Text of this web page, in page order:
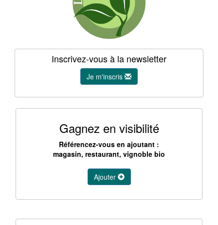
Inscrivez-vous à la newsletter
Je m'inscris
Gagnez en visibilité
Référencez-vous en ajoutant :
magasin, restaurant, vignoble bio
Ajouter